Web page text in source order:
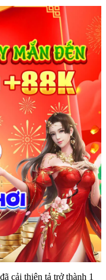
cải thiện tả trở thành 1